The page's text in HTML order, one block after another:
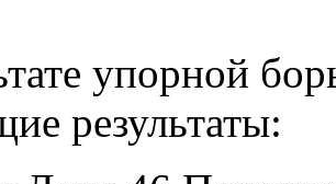
упорной
результаты: